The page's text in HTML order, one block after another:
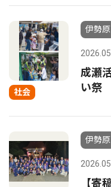
社会
伊勢原
成瀬
い祭
伊勢原
【寄